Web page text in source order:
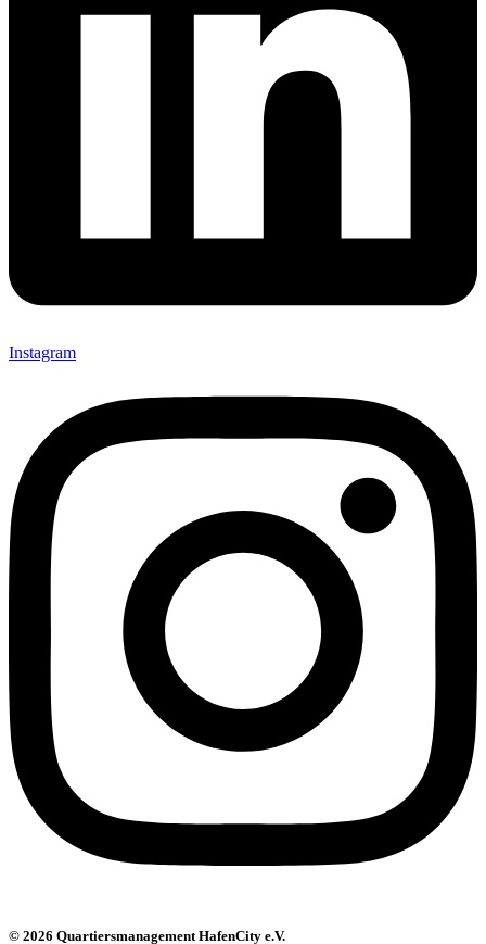
Instagram
© 2026 Quartiersmanagement HafenCity e.V.